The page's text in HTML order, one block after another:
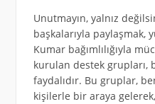
Unutmayın, yalnız
başkalarıyla paylaşmak,
Kumar bağımlılığıyla
kurulan destek grupları,
faydalıdır. Bu gruplar,
kişilerle bir araya